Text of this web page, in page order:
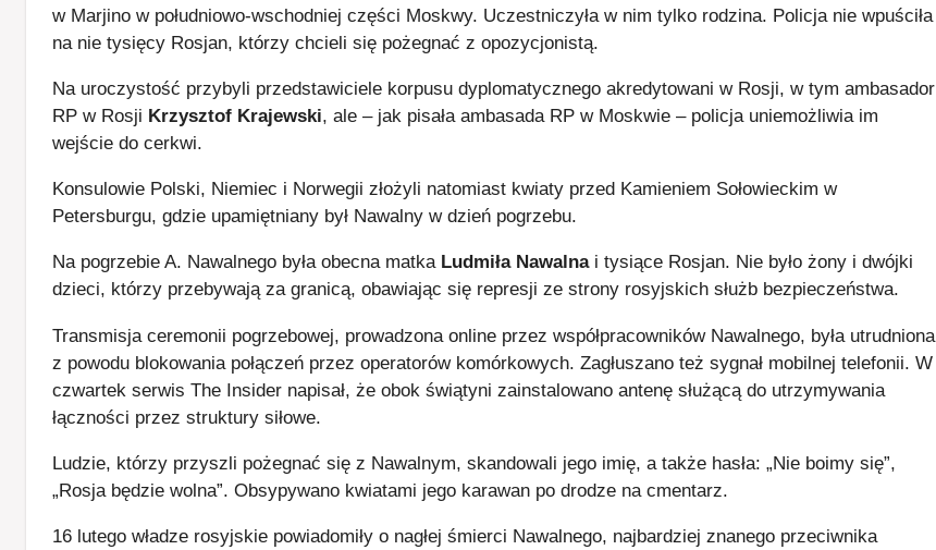
w Marjino w południowo-wschodniej części Moskwy. Uczestniczyła w nim tylko rodzina. Policja nie wpuściła
na nie tysięcy Rosjan, którzy chcieli się pożegnać z opozycjonistą.
Na uroczystość przybyli przedstawiciele korpusu dyplomatycznego akredytowani w Rosji, w tym ambasador
RP w Rosji Krzysztof Krajewski, ale – jak pisała ambasada RP w Moskwie – policja uniemożliwia im
wejście do cerkwi.
Konsulowie Polski, Niemiec i Norwegii złożyli natomiast kwiaty przed Kamieniem Sołowieckim w
Petersburgu, gdzie upamiętniany był Nawalny w dzień pogrzebu.
Na pogrzebie A. Nawalnego była obecna matka Ludmiła Nawalnai tysiące Rosjan. Nie było żony i dwójki
dzieci, którzy przebywają za granicą, obawiając się represji ze strony rosyjskich służb bezpieczeństwa.
Transmisja ceremonii pogrzebowej, prowadzona online przez współpracowników Nawalnego, była utrudniona
z powodu blokowania połączeń przez operatorów komórkowych. Zagłuszano też sygnał mobilnej telefonii. W
czwartek serwis The Insider napisał, że obok świątyni zainstalowano antenę służącą do utrzymywania
łączności przez struktury siłowe.
Ludzie, którzy przyszli pożegnać się z Nawalnym, skandowali jego imię, a także hasła: „Nie boimy się”,
„Rosja będzie wolna”. Obsypywano kwiatami jego karawan po drodze na cmentarz.
16 lutego władze rosyjskie powiadomiły o nagłej śmierci Nawalnego, najbardziej znanego przeciwnika